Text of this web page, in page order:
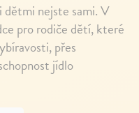
dětmi nejste sami. V
pro rodiče dětí, které
přes
jídlo